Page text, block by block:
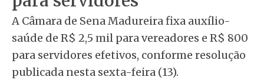
A Câmara de Sena Madureira fixa auxílio-
saúde de R$ 2,5 mil para vereadores e R$ 800
para servidores efetivos, conforme resolução
publicada nesta sexta-feira (13).